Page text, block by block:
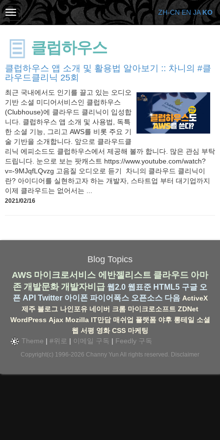
클럽하우스
클럽하우스 앱 소개 및 활용법 알아보기 :: 차니의 #클
라우드클리닉​ 25회
최근 국내에서도 인기를 끌고 있는 오디오
기반 소셜 미디어서비스인 클럽하우스
(Clubhouse)에 클라우드 클리닉이 입성합
니다. 클럽하우스 앱 소개 및 사용법, 독특
한 소셜 기능, 그리고 AWS를 비롯 주요 기
술 기반을 소개합니다. 앞으로 클라우드클
리닉 에피소드도 클럽하우스에서 제공해 볼까 합니다. 많은 관심 부탁
드립니다. 눈으로 보는 팟캐스트 https://www.youtube.com/watch?
v=-9MJqfLQvzg 고음질 오디오로 듣기 차니의 클라우드 클리닉이
란? 아이디어를 실현하고자 하는 개발자, 스타트업 부터 대기업까지
이제 클라우드는 없어서는 ...
2021/02/16
Blog Topics
AWS 마이크로서비스 에반젤리스트 클라우드 아마
존 개발문화 개발자비급 웹2.0 웹표준 HTML5 구글 오
픈 API Twitter 아이폰 파이어폭스 오픈소스 다음 ActiveX
제주 블로그 나인포유 네이버 크롬 마이크로소프트 ZDNet
WordPress Ajax Mozilla IT만담 매쉬업 플랫폼 야후 롱테일 소셜
웹 서평 영화 CSS 마케팅
Theme | #위로 | 이메일 구독 | Feedly 구독
Copyright(c) 1996-2026 Channy Yun All rights reserved. Disclaimer
ZH-CN EN JA KO